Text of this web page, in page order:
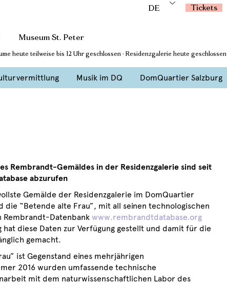
DE Tickets
Museum St. Peter
heute teilweise bis 12 Uhr geschlossen · Residenzgalerie heute geschlossen
Musik im DQ DomQuartier Salzburg
Rembrandt-Gemäldes in der Residenzgalerie sind seit
abzurufen
Gemälde der Residenzgalerie im DomQuartier
die “Betende alte Frau”, mit all seinen technologischen
Rembrandt-Datenbank www.rembrandtdatabase.org
hat diese Daten zur Verfügung gestellt und damit für die
gemacht.
ist Gegenstand eines mehrjährigen
2016 wurden umfassende technische
mit dem naturwissenschaftlichen Labor des